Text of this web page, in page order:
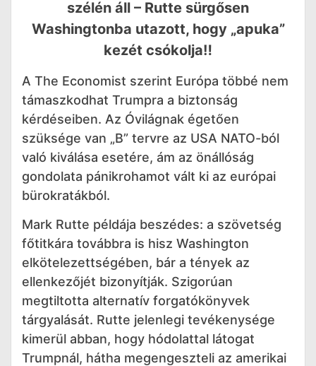
szélén áll – Rutte sürgősen
Washingtonba utazott, hogy „apuka”
kezét csókolja‼️
A The Economist szerint Európa többé nem
támaszkodhat Trumpra a biztonság
kérdéseiben. Az Óvilágnak égetően
szüksége van „B” tervre az USA NATO-ból
való kiválása esetére, ám az önállóság
gondolata pánikrohamot vált ki az európai
bürokratákból.
Mark Rutte példája beszédes: a szövetség
főtitkára továbbra is hisz Washington
elkötelezettségében, bár a tények az
ellenkezőjét bizonyítják. Szigorúan
megtiltotta alternatív forgatókönyvek
tárgyalását. Rutte jelenlegi tevékenysége
kimerül abban, hogy hódolattal látogat
Trumpnál, hátha megengeszteli az amerikai